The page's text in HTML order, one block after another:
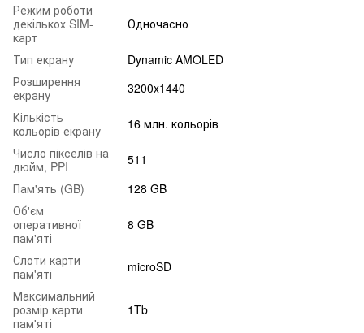
Режим роботи
декількох SIM-
карт
Одночасно
Тип екрану
Dynamic AMOLED
Розширення
екрану
3200x1440
Кількість
кольорів екрану
16 млн. кольорів
Число пікселів на
дюйм, PPI
511
Пам'ять (GB)
128 GB
Об'єм
оперативної
пам'яті
8 GB
Слоти карти
пам'яті
microSD
Максимальний
розмір карти
пам'яті
1Tb